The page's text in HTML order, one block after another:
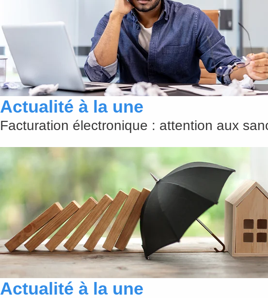
Actualité à la une
Facturation électronique : attention aux
Actualité à la une